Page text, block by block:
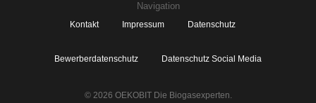
Navigation
Kontakt Impressum Datenschutz
Bewerberdatenschutz Datenschutz Social Media
© 2026 OEKOBIT Die Biogasexperten.